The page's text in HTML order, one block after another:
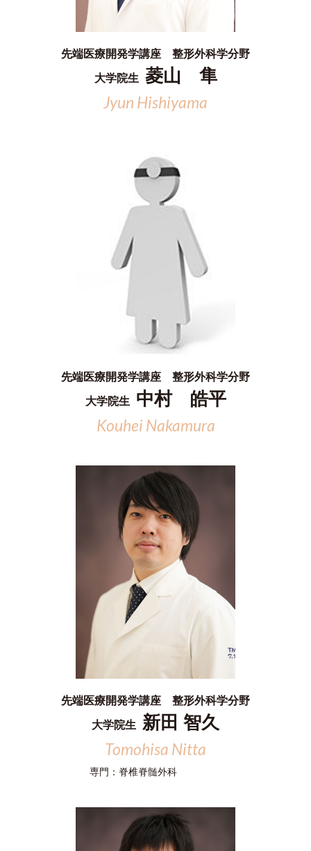
先端医療開発学講座 整形外科学分野
大学院生 菱山 隼
Jyun Hishiyama
先端医療開発学講座 整形外科学分野
大学院生 中村 皓平
Kouhei Nakamura
先端医療開発学講座 整形外科学分野
大学院生 新田 智久
Tomohisa Nitta
専門： 脊椎脊髄外科